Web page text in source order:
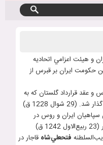
و هيئت اعزامي اتحاديه
حکومت ايران بر قبرس از
و عقد قرارداد گلستان که به
1228 ق)
ايران و روس در
فتحعليشاهقاجار در